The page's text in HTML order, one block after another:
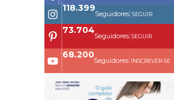
118.399
Seguidores| SEGUIR
73.704
Seguidores| SEGUIR
68.200
Seguidores| INSCREVER-SE